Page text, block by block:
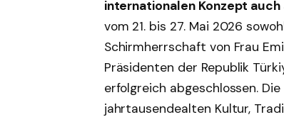
internationalen Konzept
vom 21. bis 27. Mai 2026
Schirmherrschaft von Frau
Präsidenten der Republik
erfolgreich abgeschlossen.
jahrtausendealten Kultur,